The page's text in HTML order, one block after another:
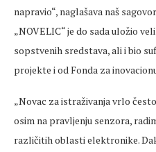
napravio“, naglašava naš
„NOVELIC“ je do sada uložio
sopstvenih sredstava, ali i bio
projekte i od Fonda za
„Novac za istraživanja vrlo
osim na pravljenju senzora,
različitih oblasti elektronike.